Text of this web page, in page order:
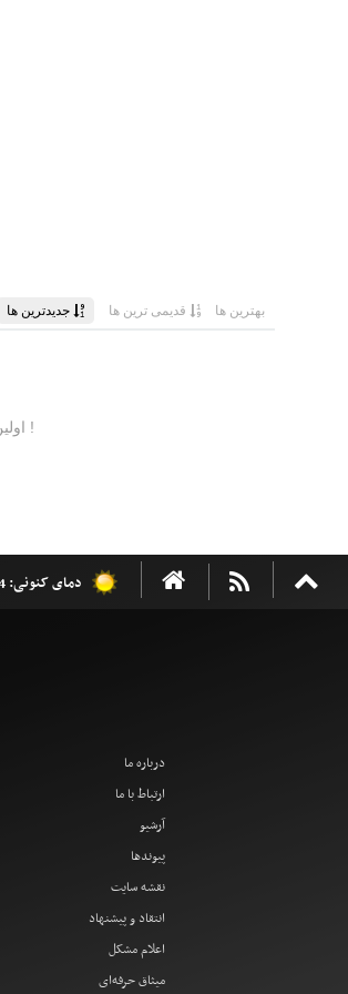
دمای کنونی: 34 °
درباره ما
ارتباط با ما
آرشیو
پیوندها
نقشه سایت
انتقاد و پیشنهاد
اعلام مشکل
میثاق حرفه‌ای